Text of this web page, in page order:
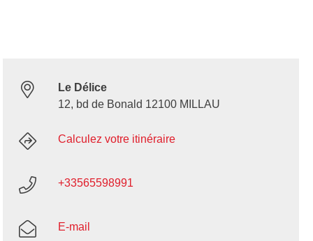
Le Délice
12, bd de Bonald 12100 MILLAU
Calculez votre itinéraire
+33565598991
E-mail